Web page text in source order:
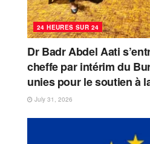
24 HEURES SUR 24
Dr Badr Abdel Aati
cheffe par intérim du
unies pour le soutien à
July 31, 2026